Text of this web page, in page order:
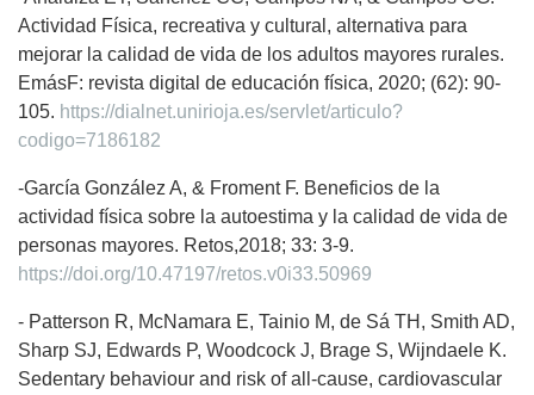
Actividad Física, recreativa y cultural, alternativa para
mejorar la calidad de vida de los adultos mayores rurales.
EmásF: revista digital de educación física, 2020; (62): 90-
105. https://dialnet.unirioja.es/servlet/articulo?
codigo=7186182
-García González A, & Froment F. Beneficios de la
actividad física sobre la autoestima y la calidad de vida de
personas mayores. Retos,2018; 33: 3-9.
https://doi.org/10.47197/retos.v0i33.50969
- Patterson R, McNamara E, Tainio M, de Sá TH, Smith AD,
Sharp SJ, Edwards P, Woodcock J, Brage S, Wijndaele K.
Sedentary behaviour and risk of all-cause, cardiovascular